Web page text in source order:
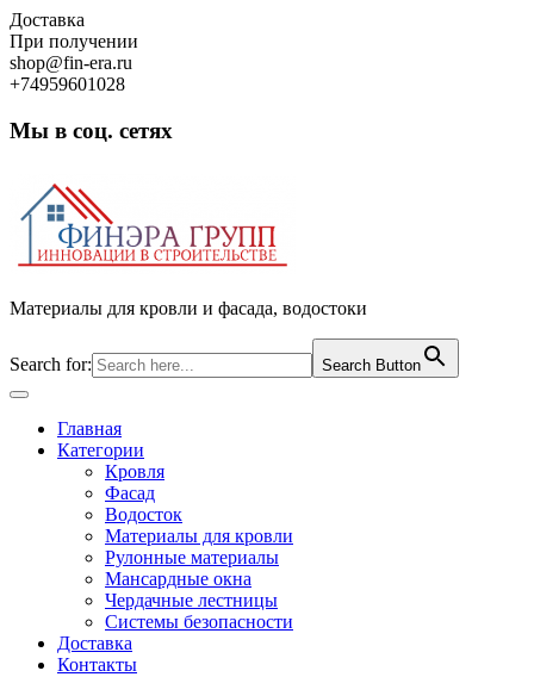
Skip
to
content
Доставка
При получении
shop@fin-era.ru
+74959601028
Мы в соц. сетях
Материалы для кровли и фасада, водостоки
Search for: Search Button
Open
ButtonГлавная
Категории
Кровля
Фасад
Водосток
Материалы для кровли
Рулонные материалы
Мансардные окна
Чердачные лестницы
Системы безопасности
Доставка
Контакты